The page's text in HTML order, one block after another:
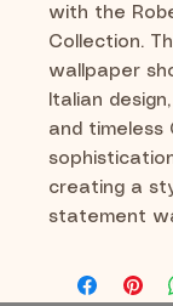
with the
Collection.
wallpaper
Italian
and timeless
creating a
statement